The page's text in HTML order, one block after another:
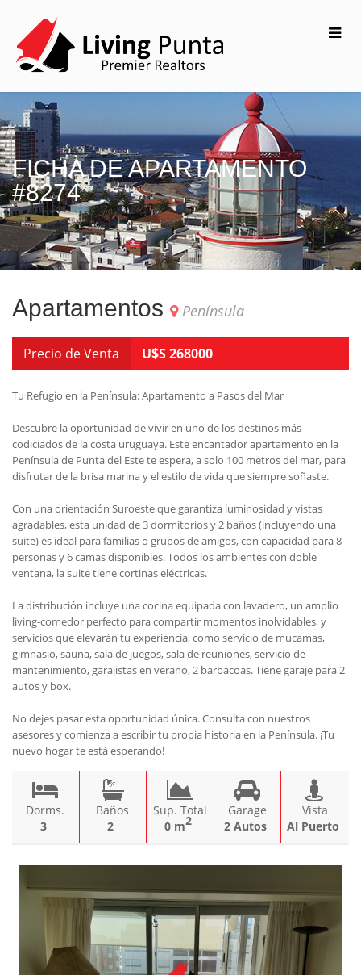
FICHA DE APARTAMENTO
#8274
Apartamentos Península
Precio de Venta U$S 268000
Tu Refugio en la Península: Apartamento a Pasos del Mar
Descubre la oportunidad de vivir en uno de los destinos más
codiciados de la costa uruguaya. Este encantador apartamento en la
Península de Punta del Este te espera, a solo 100 metros del mar, para
disfrutar de la brisa marina y el estilo de vida que siempre soñaste.
Con una orientación Suroeste que garantiza luminosidad y vistas
agradables, esta unidad de 3 dormitorios y 2 baños (incluyendo una
suite) es ideal para familias o grupos de amigos, con capacidad para 8
personas y 6 camas disponibles. Todos los ambientes con doble
ventana, la suite tiene cortinas eléctricas.
La distribución incluye una cocina equipada con lavadero, un amplio
living-comedor perfecto para compartir momentos inolvidables, y
servicios que elevarán tu experiencia, como servicio de mucamas,
gimnasio, sauna, sala de juegos, sala de reuniones, servicio de
mantenimiento, garajistas en verano, 2 barbacoas. Tiene garaje para 2
autos y box.
No dejes pasar esta oportunidad única. Consulta con nuestros
asesores y comienza a escribir tu propia historia en la Península. ¡Tu
nuevo hogar te está esperando!
Dorms.
3
Baños
2
Sup. Total
0 m2
Garage
2 Autos
Vista
Al Puerto